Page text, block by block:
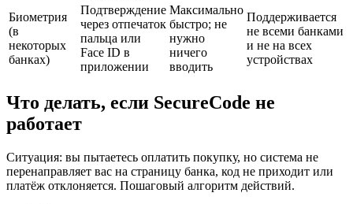
Биометрия
(в
некоторых
банках)
Подтверждение
через отпечаток
пальца или
Face ID в
приложении
Максимально
быстро; не
нужно
ничего
вводить
Поддерживается
не всеми банками
и не на всех
устройствах
Что делать, если SecureCode не
работает
Ситуация: вы пытаетесь оплатить покупку, но система не
перенаправляет вас на страницу банка, код не приходит или
платёж отклоняется. Пошаговый алгоритм действий.